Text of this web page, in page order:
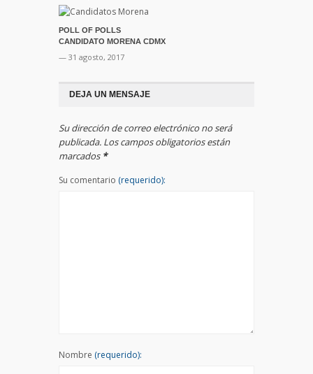
POLL OF POLLS
CANDIDATO MORENA CDMX
— 31 agosto, 2017
DEJA UN MENSAJE
Su dirección de correo electrónico no será
publicada. Los campos obligatorios están
marcados *
Su comentario (requerido):
Nombre (requerido):